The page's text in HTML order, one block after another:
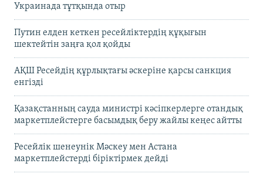
Украинада тұтқында отыр
Путин елден кеткен ресейліктердің құқығын
шектейтін заңға қол қойды
АҚШ Ресейдің құрлықтағы әскеріне қарсы санкция
енгізді
Қазақстанның сауда министрі кәсіпкерлерге отандық
маркетплейстерге басымдық беру жайлы кеңес айтты
Ресейлік шенеунік Мәскеу мен Астана
маркетплейстерді біріктірмек дейді